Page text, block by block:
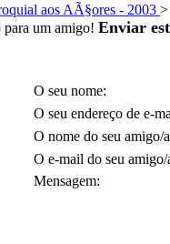
aos AÃ§ores - 2003
Enviar
O seu nome:
O seu endereço de e-
O nome do seu amigo/
O e-mail do seu amigo/
Mensagem: